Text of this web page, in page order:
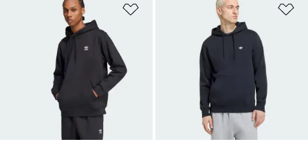
Føj til ønskeliste